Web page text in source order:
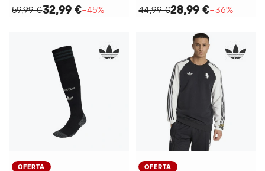
59,99 €32,99 €−45%
44,99 €28,99 €−36%
OFERTA OFERTA